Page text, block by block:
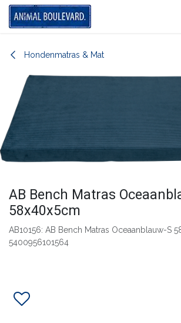
Overslaan naar inhoud
Hondenmatras & Mat
AB Bench Matras
58x40x5cm
AB10156: AB Bench Matras Oceaanblauw-S
5400956101564